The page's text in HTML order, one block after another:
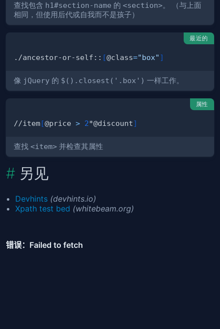
查找包含 h1#section-name 的 <section>。 （与上面
相同，但使用后代或自我而不是孩子）
最近的
./ancestor-or-self:: [@class="box" ]
像 jQuery 的 $().closest('.box') 一样工作。
属性
//item[@price > 2*@discount]
查找 <item> 并检查其属性
另见
Devhints (devhints.io)
Xpath test bed (whitebeam.org)